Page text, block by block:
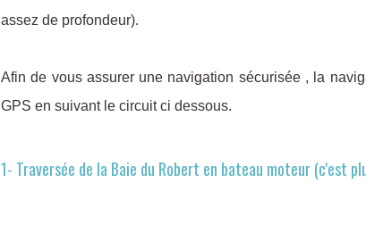
assez de profondeur).
Afin de vous assurer une navigation sécurisée , la
GPS en suivant le circuit ci dessous.
1- Traversée de la Baie du Robert en bateau moteur (c'est